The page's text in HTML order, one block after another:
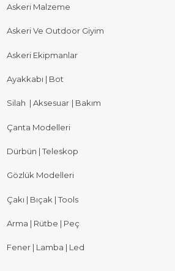
Askeri Malzeme
Askeri Ve Outdoor Giyim
Askeri Ekipmanlar
Ayakkabı | Bot
Silah | Aksesuar | Bakım
Çanta Modelleri
Dürbün | Teleskop
Gözlük Modelleri
Çakı | Bıçak | Tools
Arma | Rütbe | Peç
Fener | Lamba | Led